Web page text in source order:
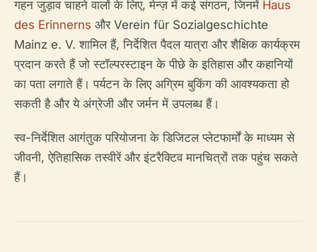
गहन जुड़ाव चाहने वालों के लिए, मेन्ज़ में कई संगठन, जिनमें Haus
des Erinnerns और Verein für Sozialgeschichte
Mainz e. V. शामिल हैं, निर्देशित पैदल यात्रा और शैक्षिक कार्यक्रम
प्रदान करते हैं जो स्टॉल्परस्टाइन के पीछे के इतिहास और कहानियों
का पता लगाते हैं। पर्यटन के लिए अग्रिम बुकिंग की आवश्यकता हो
सकती है और ये अंग्रेजी और जर्मन में उपलब्ध हैं।
स्व-निर्देशित आगंतुक परियोजना के डिजिटल प्लेटफार्मों के माध्यम से
जीवनी, ऐतिहासिक तस्वीरें और इंटरैक्टिव मानचित्रों तक पहुंच सकते
हैं।